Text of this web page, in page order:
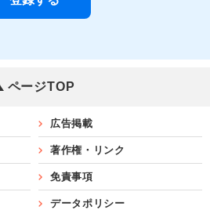
ページTOP
広告掲載
著作権・リンク
免責事項
データポリシー